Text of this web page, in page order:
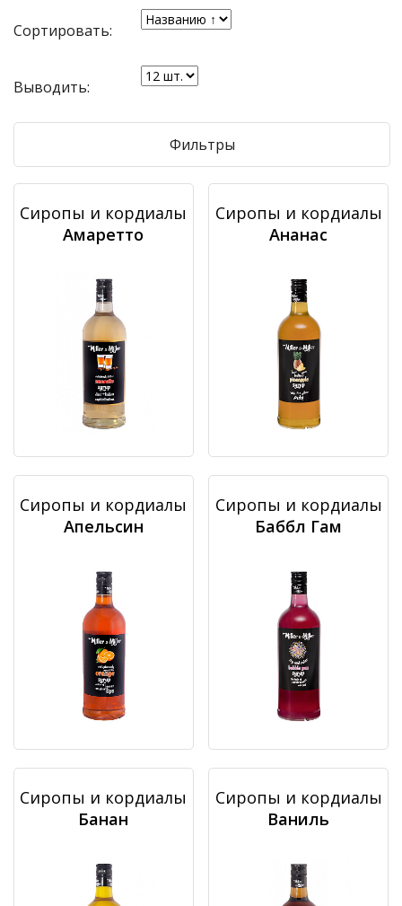
Сортировать:
Выводить:
Фильтры
Сиропы и кордиалы
Амаретто
Сиропы и кордиалы
Ананас
Сиропы и кордиалы
Апельсин
Сиропы и кордиалы
Баббл Гам
Сиропы и кордиалы
Банан
Сиропы и кордиалы
Ваниль